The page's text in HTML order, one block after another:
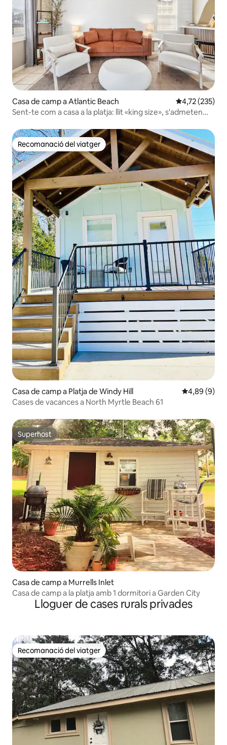
Casa de camp a Atlantic Beach 4,72 de
4,72 (235)
Sent-te com a casa a la platja: llit «king size», s'admeten
Recomanació del viatger
Recomanació del viatger
Casa de camp a Platja de Windy Hill 4,89 de
4,89 (9)
Cases de vacances a North Myrtle Beach 61
Superhost
Superhost
Casa de camp a Murrells Inlet
Casa de camp a la platja amb 1 dormitori a Garden City
Lloguer de cases rurals privades
Recomanació del viatger
Recomanació del viatger